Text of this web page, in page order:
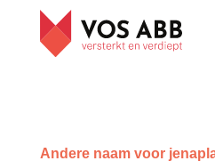
Andere naam voor